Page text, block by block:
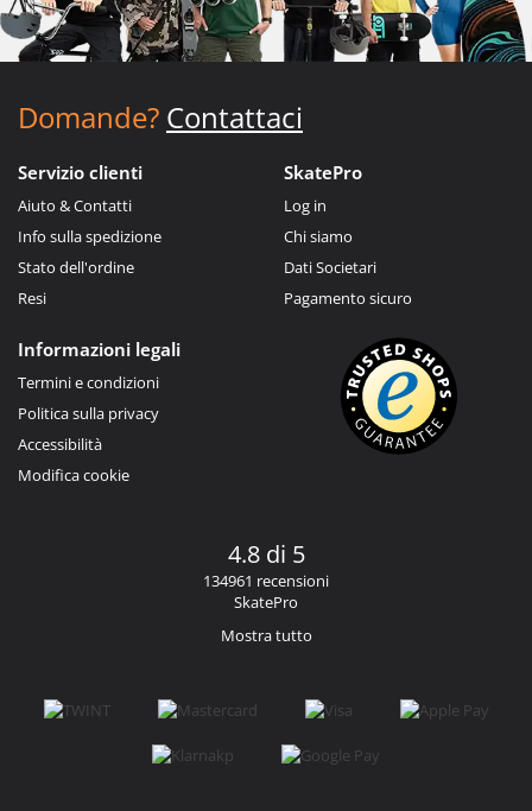
Domande? Contattaci
Servizio clienti
Aiuto & Contatti
Info sulla spedizione
Stato dell'ordine
Resi
SkatePro
Log in
Chi siamo
Dati Societari
Pagamento sicuro
Informazioni legali
Termini e condizioni
Politica sulla privacy
Accessibilità
Modifica cookie
4.8 di 5
134961 recensioni
SkatePro
Mostra tutto